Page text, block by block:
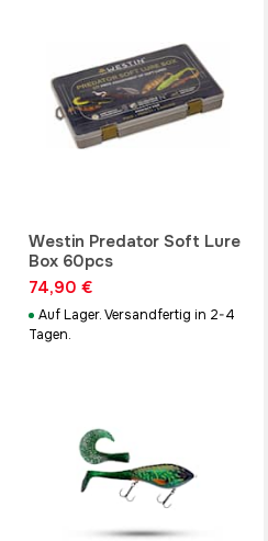
Westin Predator Soft Lure
Box 60pcs
74,90 €
Auf Lager. Versandfertig in 2-4
Tagen.